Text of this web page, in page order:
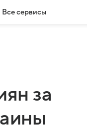
Все сервисы
за